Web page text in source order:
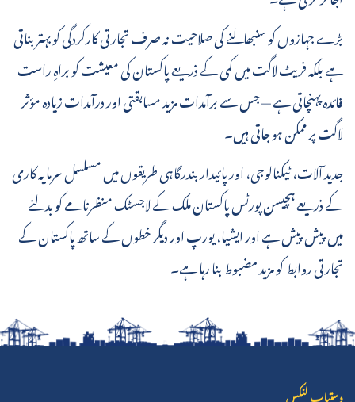
بڑے جہازوں کو سنبھالنے کی صلاحیت نہ صرف تجارتی کارکردگی کو بہتر بناتی
ہے بلکہ فریٹ لاگت میں کمی کے ذریعے پاکستان کی معیشت کو براہِ راست
فائدہ پہنچاتی ہے — جس سے برآمدات مزید مسابقتی اور درآمدات زیادہ مؤثر
لاگت پر ممکن ہو جاتی ہیں۔
جدید آلات، ٹیکنالوجی، اور پائیدار بندرگاہی طریقوں میں مسلسل سرمایہ کاری
کے ذریعے ہچیسن پورٹس پاکستان ملک کے لاجسٹک منظرنامے کو بدلنے
میں پیش پیش ہے اور ایشیا، یورپ اور دیگر خطوں کے ساتھ پاکستان کے
تجارتی روابط کو مزید مضبوط بنا رہا ہے۔
دستیاب لنکس